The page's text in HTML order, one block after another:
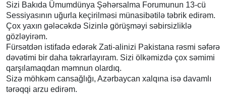
Sizi Bakıda Ümumdünya Şəhərsalma Forumunun 13-cü
Sessiyasının uğurla keçirilməsi münasibətilə təbrik edirəm.
Çox yaxın gələcəkdə Sizinlə görüşməyi səbirsizliklə
gözləyirəm.
Fürsətdən istifadə edərək Zati-alinizi Pakistana rəsmi səfərə
dəvətimi bir daha təkrarlayıram. Sizi ölkəmizdə çox səmimi
qarşılamaqdan məmnun olardıq.
Sizə möhkəm cansağlığı, Azərbaycan xalqına isə davamlı
tərəqqi arzu edirəm.